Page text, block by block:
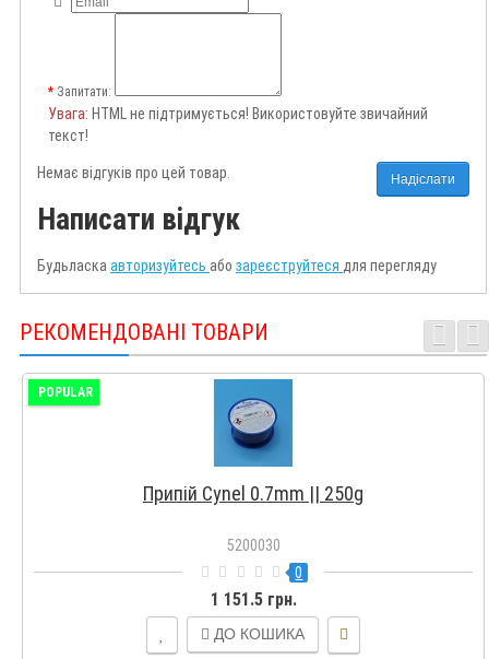
Запитати:
Увага: HTML не підтримується! Використовуйте звичайний
текст!
Надіслати
Немає відгуків про цей товар.
Написати відгук
Будьласка авторизуйтесь або зареєструйтеся для перегляду
РЕКОМЕНДОВАНІ ТОВАРИ
POPULAR
Припій Cynel 0.7mm || 250g
5200030
0
1 151.5 грн.
ДО КОШИКА